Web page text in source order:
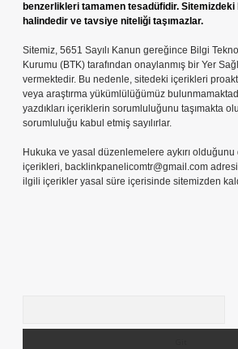
benzerlikleri tamamen tesadüfidir.
halindedir ve tavsiye niteliği taşımazlar.
Sitemiz, 5651 Sayılı Kanun gereğince Bilgi
Kurumu (BTK) tarafından onaylanmış bir Yer
vermektedir. Bu nedenle, sitedeki içerikleri
veya araştırma yükümlülüğümüz
yazdıkları içeriklerin sorumluluğunu taşımakta
sorumluluğu kabul etmiş sayılırlar.
Hukuka ve yasal düzenlemelere aykırı
içerikleri, backlinkpanelicomtr@gmail.com
ilgili içerikler yasal süre içerisinde sitemizden